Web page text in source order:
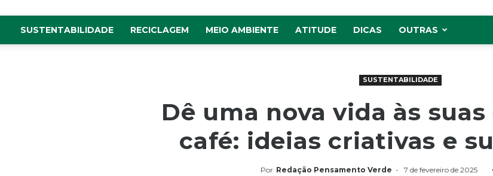
SUSTENTABILIDADE RECICLAGEM MEIO AMBIENTE ATITUDE DICAS OUTRAS
SUSTENTABILIDADE
Dê uma nova vida às
café: ideias criativas e
Por Redação Pensamento Verde - 7 de fevereiro de 2025